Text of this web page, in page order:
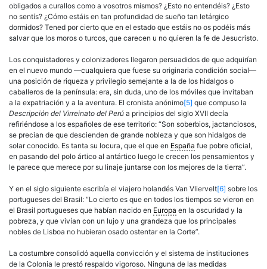
obligados a curallos como a vosotros mismos? ¿Esto no entendéis? ¿Esto
no sentís? ¿Cómo estáis en tan profundidad de sueño tan letárgico
dormidos? Tened por cierto que en el estado que estáis no os podéis más
salvar que los moros o turcos, que carecen u no quieren la fe de Jesucristo.
Los conquistadores y colonizadores llegaron persuadidos de que adquirían
en el nuevo mundo —cualquiera que fuese su originaria condición social—
una posición de riqueza y privilegio semejante a la de los hidalgos o
caballeros de la península: era, sin duda, uno de los móviles que invitaban
a la expatriación y a la aventura. El cronista anónimo[5] que compuso la
Descripción del Virreinato del Perú a principios del siglo XVII decía
refiriéndose a los españoles de ese territorio: “Son soberbios, jactanciosos,
se precian de que descienden de grande nobleza y que son hidalgos de
solar conocido. Es tanta su locura, que el que en España fue pobre oficial,
en pasando del polo ártico al antártico luego le crecen los pensamientos y
le parece que merece por su linaje juntarse con los mejores de la tierra”.
Y en el siglo siguiente escribía el viajero holandés Van Vliervelt[6] sobre los
portugueses del Brasil: “Lo cierto es que en todos los tiempos se vieron en
el Brasil portugueses que habían nacido en Europa en la oscuridad y la
pobreza, y que vivían con un lujo y una grandeza que los principales
nobles de Lisboa no hubieran osado ostentar en la Corte”.
La costumbre consolidó aquella convicción y el sistema de instituciones
de la Colonia le prestó respaldo vigoroso. Ninguna de las medidas